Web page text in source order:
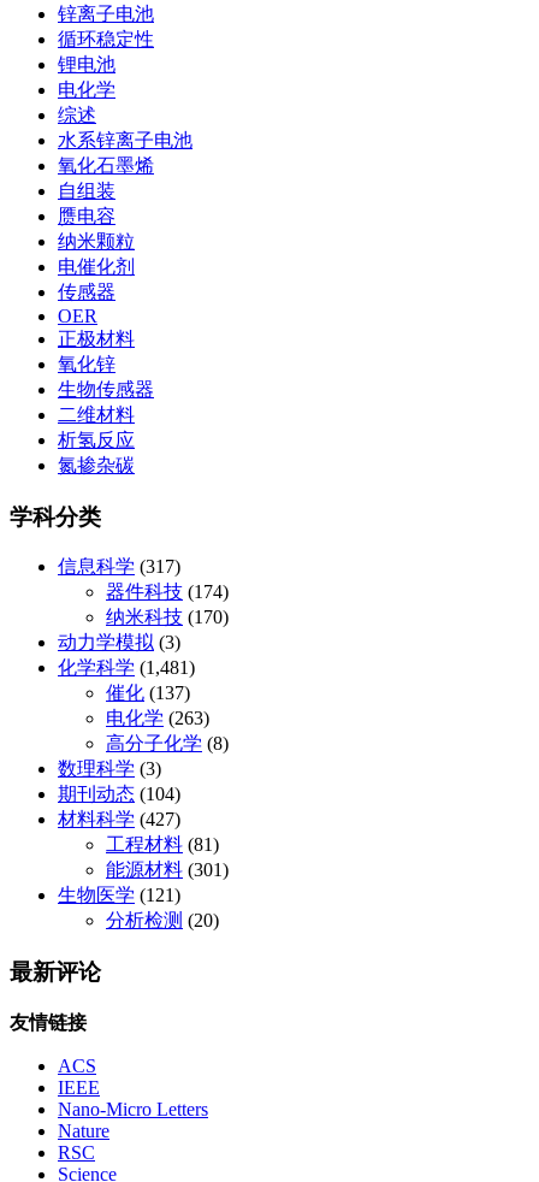
锌离子电池
循环稳定性
锂电池
电化学
综述
水系锌离子电池
氧化石墨烯
自组装
赝电容
纳米颗粒
电催化剂
传感器
OER
正极材料
氧化锌
生物传感器
二维材料
析氢反应
氮掺杂碳
学科分类
信息科学 (317)
器件科技 (174)
纳米科技 (170)
动力学模拟 (3)
化学科学 (1,481)
催化 (137)
电化学 (263)
高分子化学 (8)
数理科学 (3)
期刊动态 (104)
材料科学 (427)
工程材料 (81)
能源材料 (301)
生物医学 (121)
分析检测 (20)
最新评论
友情链接
ACS
IEEE
Nano-Micro Letters
Nature
RSC
Science